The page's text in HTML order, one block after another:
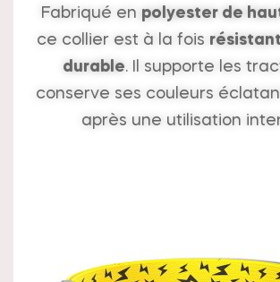
Fabriqué en polyester de
ce collier est à la fois
durable. Il supporte les
conserve ses couleurs
après une utilisation